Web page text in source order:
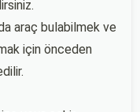
araç bulabilmek ve
için önceden